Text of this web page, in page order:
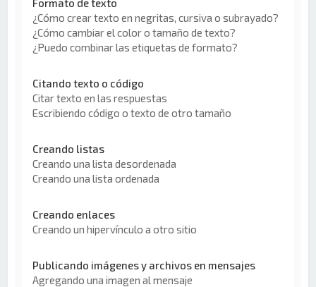
¿Cómo crear texto en negritas, cursiva o subrayado?
¿Cómo cambiar el color o tamaño de texto?
¿Puedo combinar las etiquetas de formato?
Citando texto o código
Citar texto en las respuestas
Escribiendo código o texto de otro tamaño
Creando listas
Creando una lista desordenada
Creando una lista ordenada
Creando enlaces
Creando un hipervínculo a otro sitio
Publicando imágenes y archivos en mensajes
Agregando una imagen al mensaje